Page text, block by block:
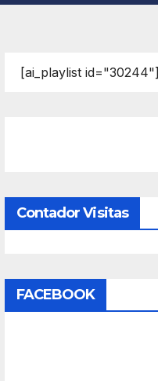
[ai_playlist id="30244"]
Contador Visitas
FACEBOOK